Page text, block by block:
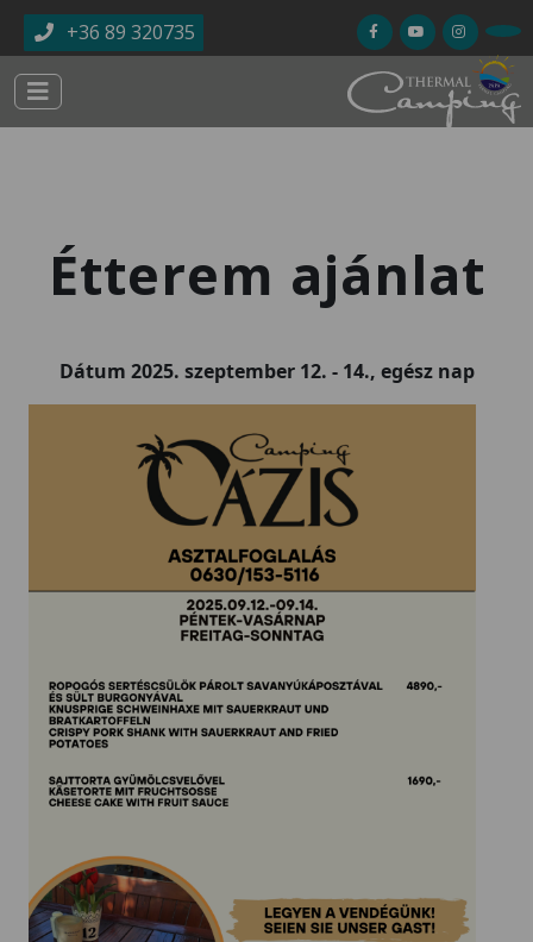
Ugrás a tartalomra
+36 89 320735
Étterem ajánlat
Dátum 2025. szeptember 12. - 14., egész nap